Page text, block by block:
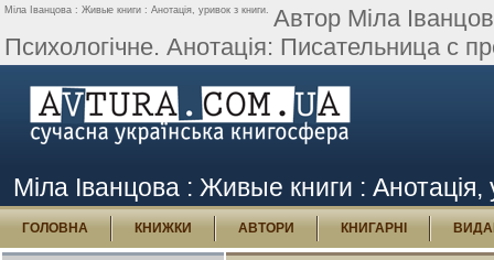
Міла Іванцова : Живые книги : Анотація, уривок з книги. Автор Міла
Психологічне. Анотація: Писательница с
Міла Іванцова : Живые книги : Анотація,
ГОЛОВНА КНИЖКИ АВТОРИ КНИГАРНІ